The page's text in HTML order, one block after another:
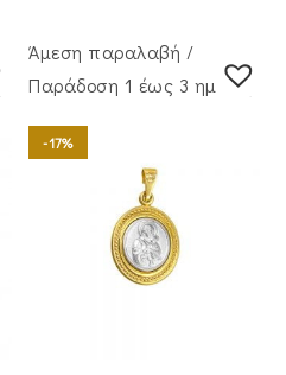
Άμεση παραλαβή /
Παράδoση 1 έως 3 ημέρες
-17%